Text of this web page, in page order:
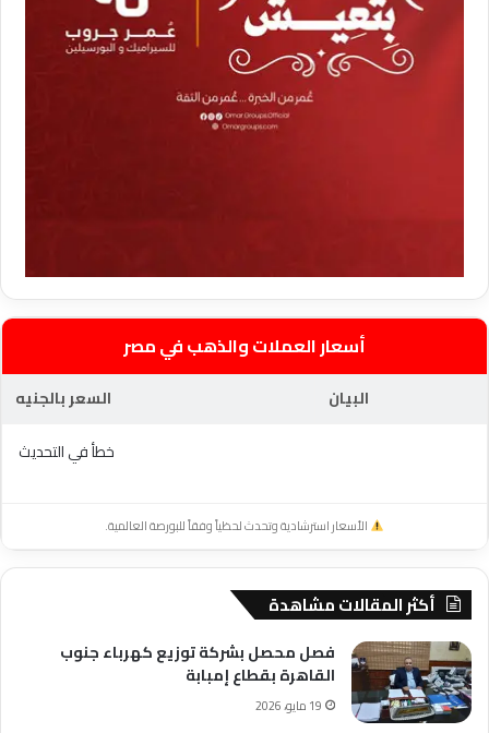
أسعار العملات والذهب في مصر
البيان
السعر بالجنيه
خطأ في التحديث
الأسعار استرشادية وتحدث لحظياً وفقاً للبورصة العالمية.
أكثر المقالات مشاهدة
فصل محصل بشركة توزيع كهرباء جنوب
القاهرة بقطاع إمبابة
19 مايو، 2026